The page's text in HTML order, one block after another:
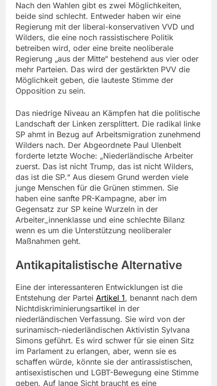
Nach den Wahlen gibt es zwei Möglichkeiten,
beide sind schlecht. Entweder haben wir eine
Regierung mit der liberal-konservativen VVD und
Wilders, die eine noch rassistischere Politik
betreiben wird, oder eine breite neoliberale
Regierung „aus der Mitte“ bestehend aus vier oder
mehr Parteien. Das wird der gestärkten PVV die
Möglichkeit geben, die lauteste Stimme der
Opposition zu sein.
Das niedrige Niveau an Kämpfen hat die politische
Landschaft der Linken zersplittert. Die radikal linke
SP ahmt in Bezug auf Arbeitsmigration zunehmend
Wilders nach. Der Abgeordnete Paul Ulenbelt
forderte letzte Woche: „Niederländische Arbeiter
zuerst. Das ist nicht Trump, das ist nicht Wilders,
das ist die SP.“ Aus diesem Grund werden viele
junge Menschen für die Grünen stimmen. Sie
haben eine sanfte PR-Kampagne, aber im
Gegensatz zur SP keine Wurzeln in der
Arbeiter_innenklasse und eine schlechte Bilanz
wenn es um die Unterstützung neoliberaler
Maßnahmen geht.
Antikapitalistische Alternative
Eine der interessanteren Entwicklungen ist die
Entstehung der Partei Artikel 1, benannt nach dem
Nichtdiskriminierungsartikel in der
niederländischen Verfassung. Sie wird von der
surinamisch-niederländischen Aktivistin Sylvana
Simons geführt. Es wird schwer für sie einen Sitz
im Parlament zu erlangen, aber, wenn sie es
schaffen würde, könnte sie der antirassistischen,
antisexistischen und LGBT-Bewegung eine Stimme
geben. Auf lange Sicht braucht es eine